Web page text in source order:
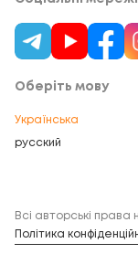
Оберіть мову
Українська
русский
Всі авторські
Політика